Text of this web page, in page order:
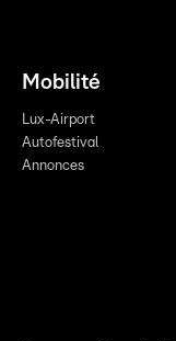
Mobilité
Lux-Airport
Autofestival
Annonces